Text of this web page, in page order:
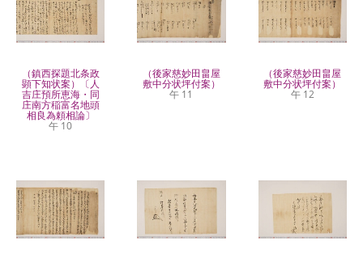
（鎮西探題北条政
顕下知状案）〔人
吉庄預所恵海・同
庄南方稲富名地頭
相良為頼相論〕
午 10
（後家慈妙田畠屋
敷中分状坪付案）
午 11
（後家慈妙田畠屋
敷中分状坪付案）
午 12